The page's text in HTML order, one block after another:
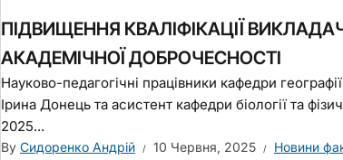
ПІДВИЩЕННЯ КВАЛІФІКАЦІЇ
АКАДЕМІЧНОЇ ДОБРОЧЕСНОСТІ
Науково-педагогічні працівники кафедри
Ірина Донець та асистент кафедри біології та
2025...
By Сидоренко Андрій 10 Червня, 2025 Новини